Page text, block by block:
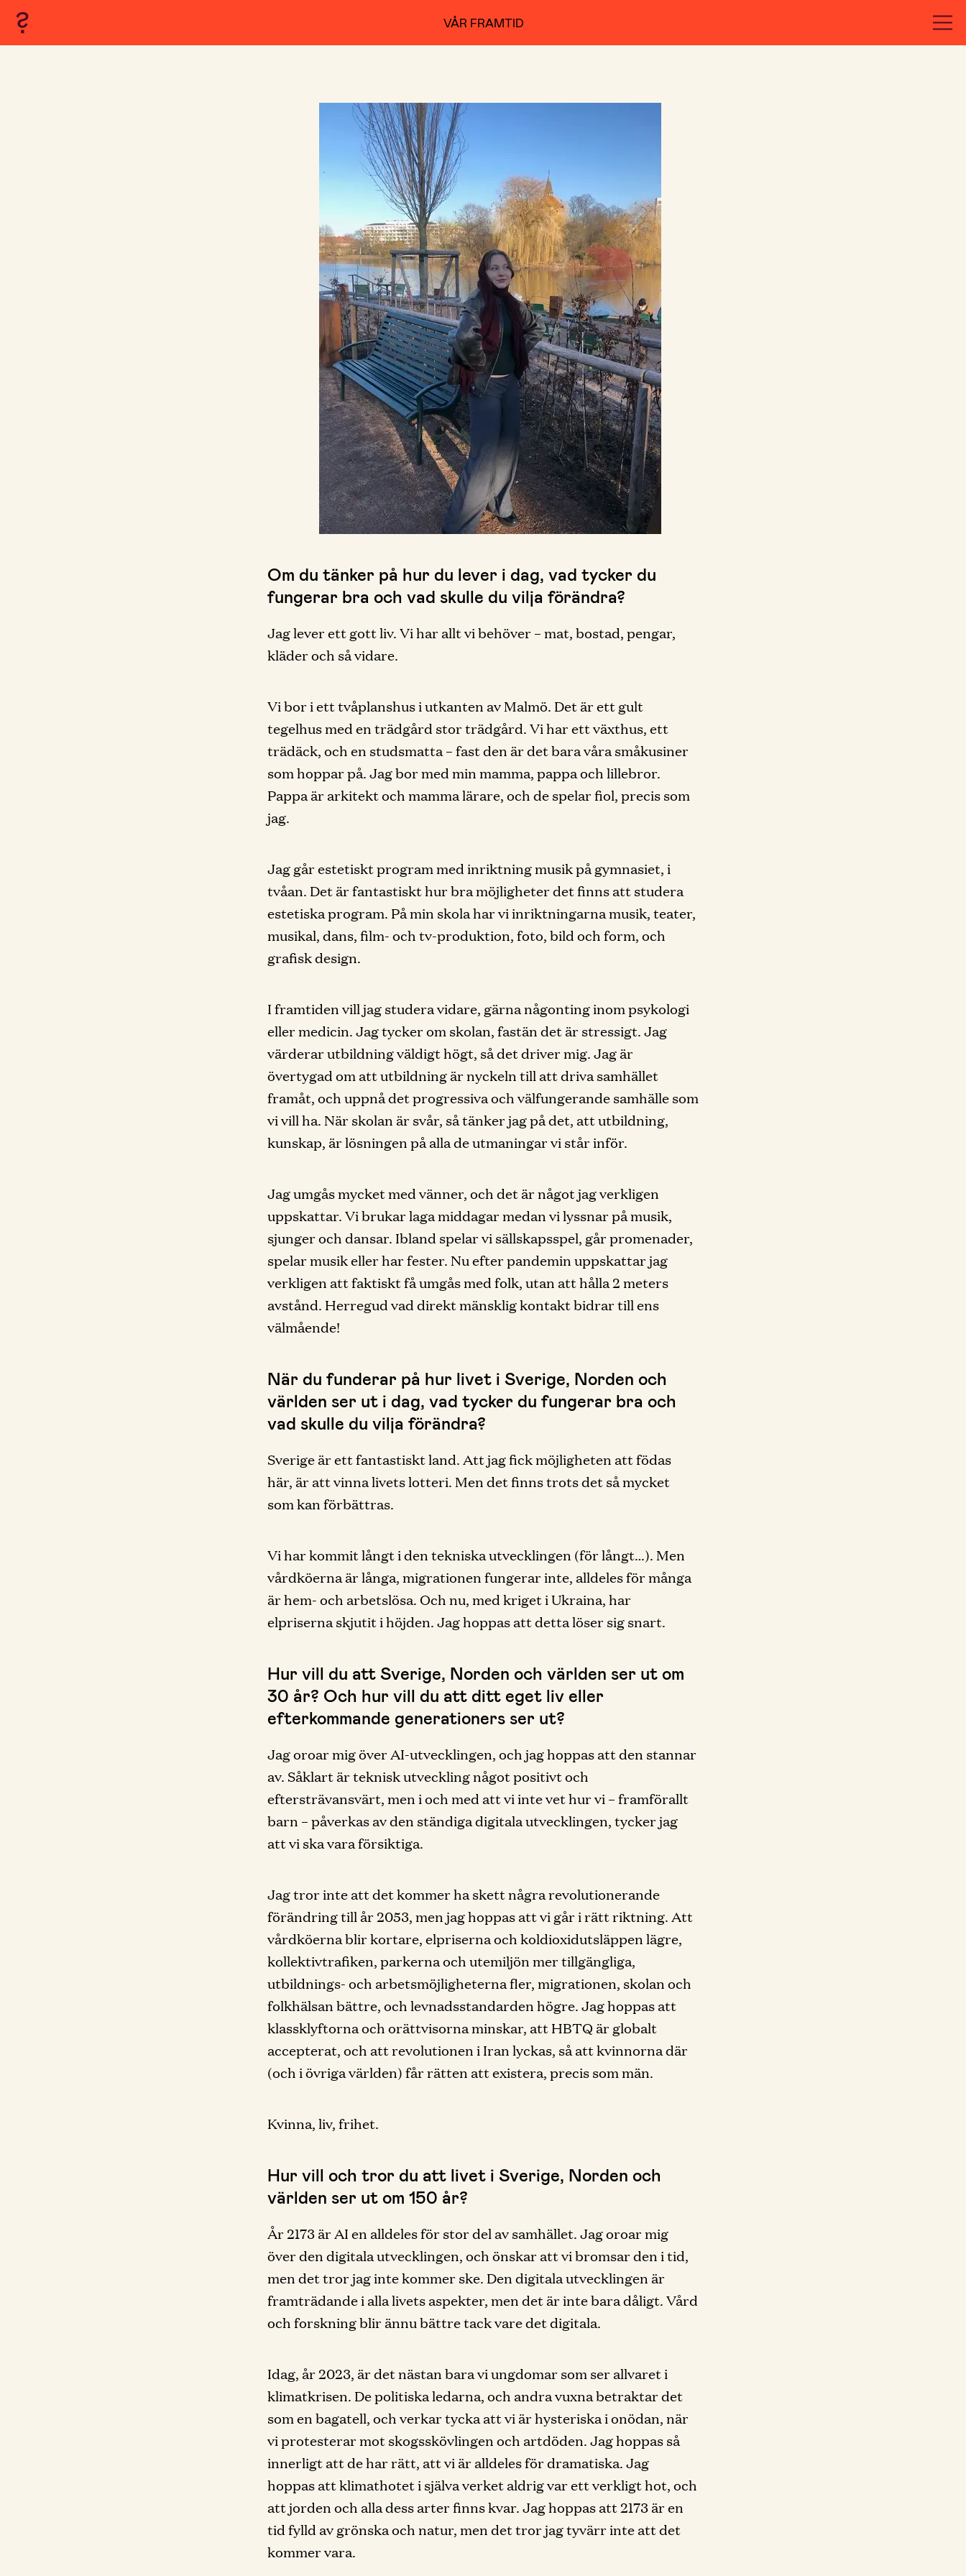
VÅR FRAMTID
Om du tänker på hur du lever i dag, vad tycker du
fungerar bra och vad skulle du vilja förändra?
Jag lever ett gott liv. Vi har allt vi behöver – mat, bostad, pengar,
kläder och så vidare.
Vi bor i ett tvåplanshus i utkanten av Malmö. Det är ett gult
tegelhus med en trädgård stor trädgård. Vi har ett växthus, ett
trädäck, och en studsmatta – fast den är det bara våra småkusiner
som hoppar på. Jag bor med min mamma, pappa och lillebror.
Pappa är arkitekt och mamma lärare, och de spelar fiol, precis som
jag.
Jag går estetiskt program med inriktning musik på gymnasiet, i
tvåan. Det är fantastiskt hur bra möjligheter det finns att studera
estetiska program. På min skola har vi inriktningarna musik, teater,
musikal, dans, film- och tv-produktion, foto, bild och form, och
grafisk design.
I framtiden vill jag studera vidare, gärna någonting inom psykologi
eller medicin. Jag tycker om skolan, fastän det är stressigt. Jag
värderar utbildning väldigt högt, så det driver mig. Jag är
övertygad om att utbildning är nyckeln till att driva samhället
framåt, och uppnå det progressiva och välfungerande samhälle som
vi vill ha. När skolan är svår, så tänker jag på det, att utbildning,
kunskap, är lösningen på alla de utmaningar vi står inför.
Jag umgås mycket med vänner, och det är något jag verkligen
uppskattar. Vi brukar laga middagar medan vi lyssnar på musik,
sjunger och dansar. Ibland spelar vi sällskapsspel, går promenader,
spelar musik eller har fester. Nu efter pandemin uppskattar jag
verkligen att faktiskt få umgås med folk, utan att hålla 2 meters
avstånd. Herregud vad direkt mänsklig kontakt bidrar till ens
välmående!
När du funderar på hur livet i Sverige, Norden och
världen ser ut i dag, vad tycker du fungerar bra och
vad skulle du vilja förändra?
Sverige är ett fantastiskt land. Att jag fick möjligheten att födas
här, är att vinna livets lotteri. Men det finns trots det så mycket
som kan förbättras.
Vi har kommit långt i den tekniska utvecklingen (för långt…). Men
vårdköerna är långa, migrationen fungerar inte, alldeles för många
är hem- och arbetslösa. Och nu, med kriget i Ukraina, har
elpriserna skjutit i höjden. Jag hoppas att detta löser sig snart.
Hur vill du att Sverige, Norden och världen ser ut om
30 år? Och hur vill du att ditt eget liv eller
efterkommande generationers ser ut?
Jag oroar mig över AI-utvecklingen, och jag hoppas att den stannar
av. Såklart är teknisk utveckling något positivt och
eftersträvansvärt, men i och med att vi inte vet hur vi – framförallt
barn – påverkas av den ständiga digitala utvecklingen, tycker jag
att vi ska vara försiktiga.
Jag tror inte att det kommer ha skett några revolutionerande
förändring till år 2053, men jag hoppas att vi går i rätt riktning. Att
vårdköerna blir kortare, elpriserna och koldioxidutsläppen lägre,
kollektivtrafiken, parkerna och utemiljön mer tillgängliga,
utbildnings- och arbetsmöjligheterna fler, migrationen, skolan och
folkhälsan bättre, och levnadsstandarden högre. Jag hoppas att
klassklyftorna och orättvisorna minskar, att HBTQ är globalt
accepterat, och att revolutionen i Iran lyckas, så att kvinnorna där
(och i övriga världen) får rätten att existera, precis som män.
Kvinna, liv, frihet.
Hur vill och tror du att livet i Sverige, Norden och
världen ser ut om 150 år?
År 2173 är AI en alldeles för stor del av samhället. Jag oroar mig
över den digitala utvecklingen, och önskar att vi bromsar den i tid,
men det tror jag inte kommer ske. Den digitala utvecklingen är
framträdande i alla livets aspekter, men det är inte bara dåligt. Vård
och forskning blir ännu bättre tack vare det digitala.
Idag, år 2023, är det nästan bara vi ungdomar som ser allvaret i
klimatkrisen. De politiska ledarna, och andra vuxna betraktar det
som en bagatell, och verkar tycka att vi är hysteriska i onödan, när
vi protesterar mot skogsskövlingen och artdöden. Jag hoppas så
innerligt att de har rätt, att vi är alldeles för dramatiska. Jag
hoppas att klimathotet i själva verket aldrig var ett verkligt hot, och
att jorden och alla dess arter finns kvar. Jag hoppas att 2173 är en
tid fylld av grönska och natur, men det tror jag tyvärr inte att det
kommer vara.